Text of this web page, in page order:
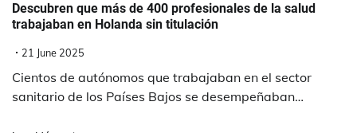
Descubren que más de 400 profesionales de la salud
trabajaban en Holanda sin titulación
21 June 2025
Cientos de autónomos que trabajaban en el sector
sanitario de los Países Bajos se desempeñaban…